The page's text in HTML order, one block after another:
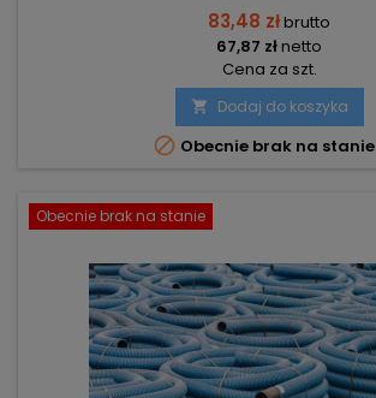
83,48 złbrutto
67,87 złnetto
Cena za szt.
 Dodaj do koszyka
 Obecnie brak na stanie
Obecnie brak na stanie